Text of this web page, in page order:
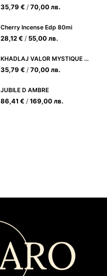
35,79 € /70,00лв.
Cherry Incense Edp 80mi
28,12€ / 55,00лв.
KHADLAJ VALOR MYSTIQUE 100ML
35,79 € /70,00лв.
JUBILE D AMBRE
86,41 € /169,00лв.